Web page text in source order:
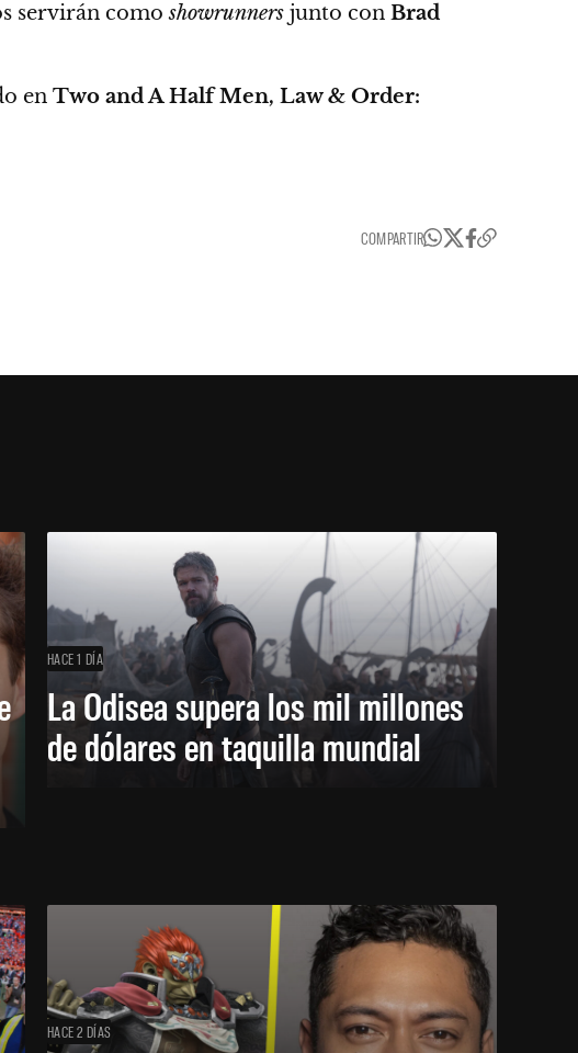
servirán comoshowrunners junto con Brad
en Two and A Half Men, Law & Order:
COMPARTIR
HACE 1 DÍA
La Odisea supera los mil millones
de dólares en taquilla mundial
HACE 2 DÍAS